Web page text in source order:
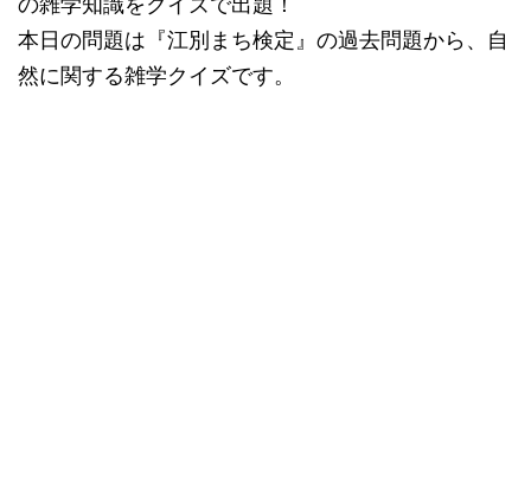
本日の問題は『江別まち検定』の過去問題から、自
然に関する雑学クイズです。